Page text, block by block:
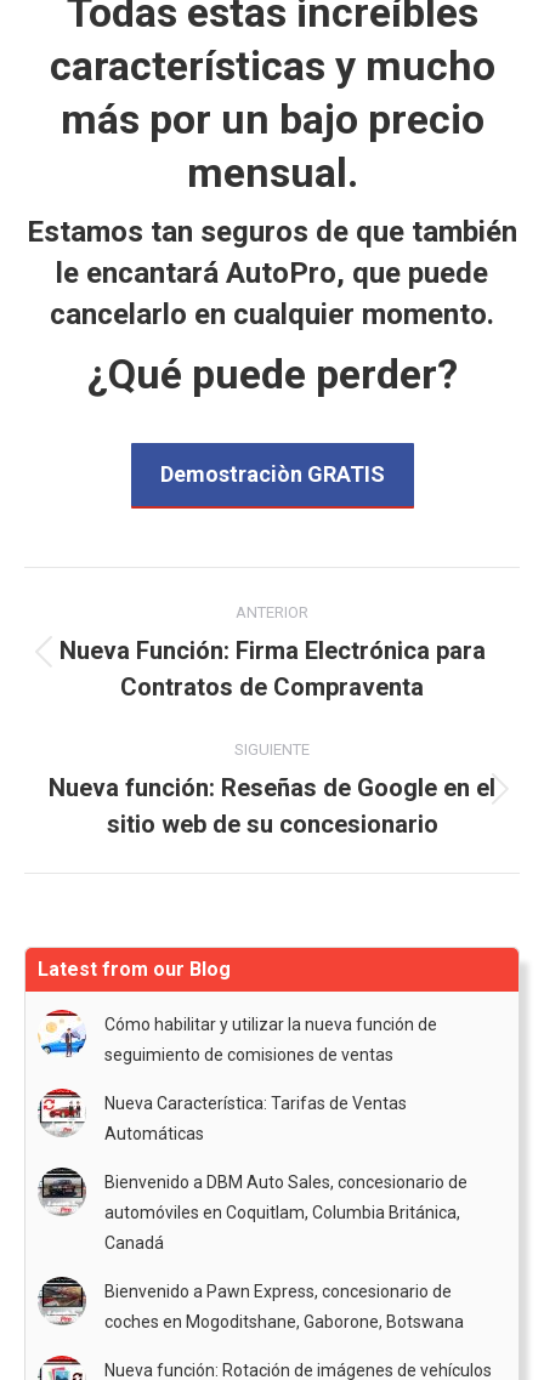
Todas estas increíbles
características y mucho
más por un bajo precio
mensual.
Estamos tan seguros de que también
le encantará AutoPro, que puede
cancelarlo en cualquier momento.
¿Qué puede perder?
Demostraciòn GRATIS
entre
publicaciones
ANTERIOR
Publicación
anterior:
Nueva Función: Firma Electrónica para
Contratos de Compraventa
SIGUIENTE
Publicación
siguiente:
Nueva función: Reseñas de Google en el
sitio web de su concesionario
Latest from our Blog
Cómo habilitar y utilizar la nueva función de
seguimiento de comisiones de ventas
Nueva Característica: Tarifas de Ventas
Automáticas
Bienvenido a DBM Auto Sales, concesionario de
automóviles en Coquitlam, Columbia Británica,
Canadá
Bienvenido a Pawn Express, concesionario de
coches en Mogoditshane, Gaborone, Botswana
Nueva función: Rotación de imágenes de vehículos